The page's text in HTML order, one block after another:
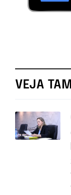
VEJA